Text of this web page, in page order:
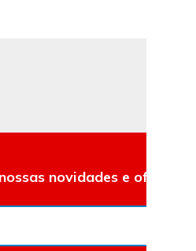
novidades e ofertas.